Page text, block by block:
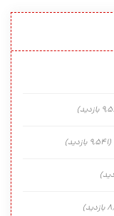
(9,541 بازدید)